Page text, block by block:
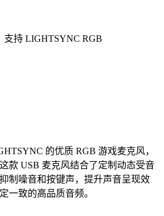
支持 LIGHTSYNC RGB
的优质 RGB 游戏麦克风，
款 USB 麦克风结合了定制动态受音
制噪音和按键声，提升声音呈现效
一致的高品质音频。